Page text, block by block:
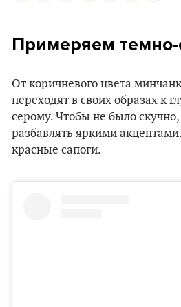
Примеряем
От коричневого цвета
переходят в своих образах к
серому. Чтобы не было
разбавлять яркими
красные сапоги.